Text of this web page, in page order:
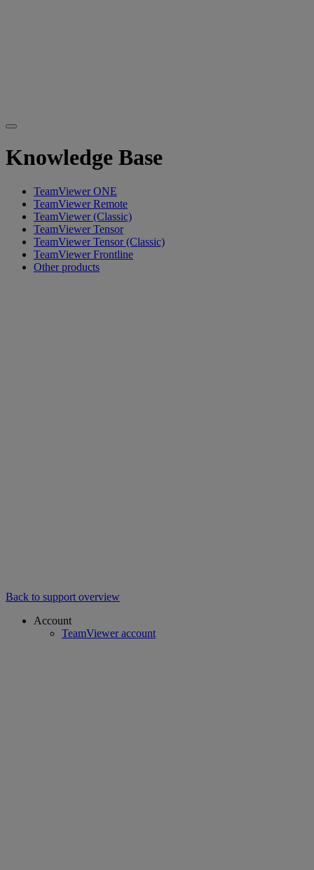
Knowledge Base
TeamViewer ONE
TeamViewer Remote
TeamViewer (Classic)
TeamViewer Tensor
TeamViewer Tensor (Classic)
TeamViewer Frontline
Other products
Back to support overview
Account
TeamViewer account